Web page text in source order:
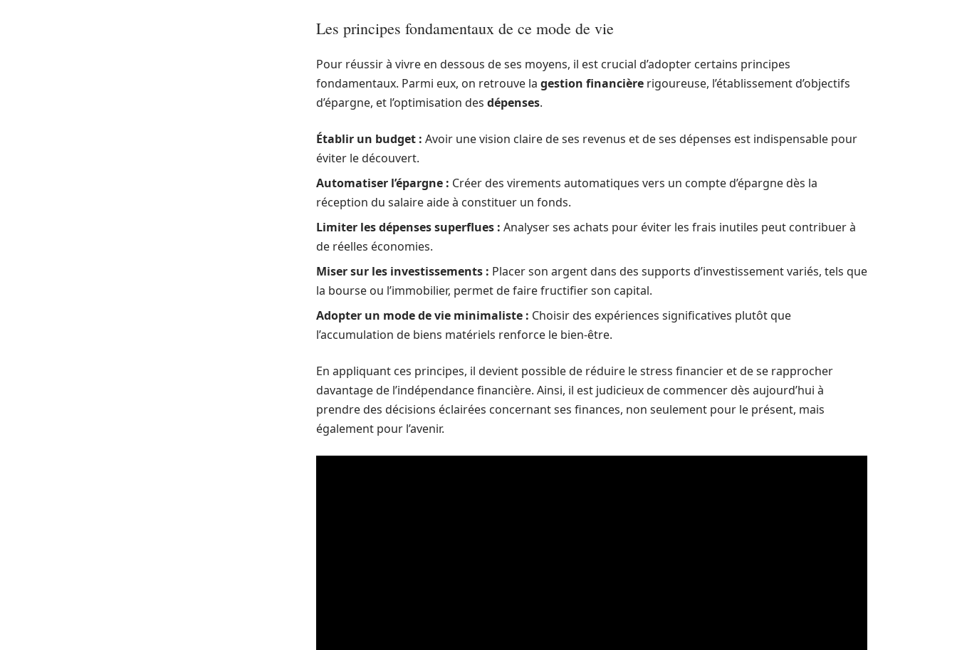
Les principes fondamentaux de ce mode de vie
Pour réussir à vivre en dessous de ses moyens, il est crucial d’adopter certains principes
fondamentaux. Parmi eux, on retrouve la gestion financière rigoureuse, l’établissement d’objectifs
d’épargne, et l’optimisation des dépenses.
Établir un budget : Avoir une vision claire de ses revenus et de ses dépenses est indispensable pour
éviter le découvert.
Automatiser l’épargne : Créer des virements automatiques vers un compte d’épargne dès la
réception du salaire aide à constituer un fonds.
Limiter les dépenses superflues : Analyser ses achats pour éviter les frais inutiles peut contribuer à
de réelles économies.
Miser sur les investissements : Placer son argent dans des supports d’investissement variés, tels que
la bourse ou l’immobilier, permet de faire fructifier son capital.
Adopter un mode de vie minimaliste : Choisir des expériences significatives plutôt que
l’accumulation de biens matériels renforce le bien-être.
En appliquant ces principes, il devient possible de réduire le stress financier et de se rapprocher
davantage de l’indépendance financière. Ainsi, il est judicieux de commencer dès aujourd’hui à
prendre des décisions éclairées concernant ses finances, non seulement pour le présent, mais
également pour l’avenir.